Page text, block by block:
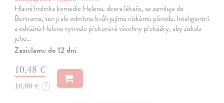
Hlavní hrdinka komedie Helena, dcera lékaře, se zamiluje do
Bertrama, ten ji ale odmítne kvůli jejímu nízkému původu. Inteligentní
a odvážná Helena vytrvale překonává všechny překážky, aby získala
jeho…
Zasielame do 12 dní
10,48 €
10,80 € ?